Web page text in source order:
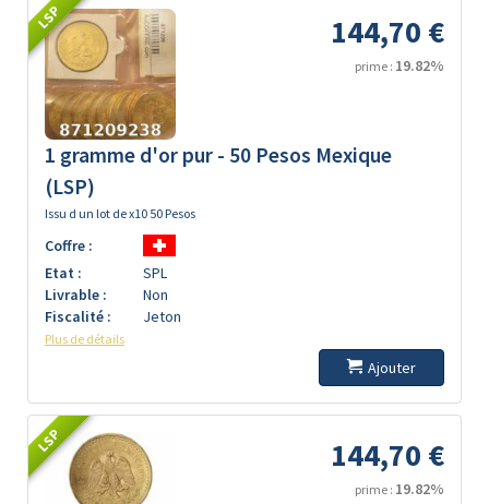
LSP 144,70 €
prime : 19.82%
1 gramme d'or pur - 50 Pesos Mexique
(LSP)
Issu d un lot de x10 50 Pesos
Coffre :
Etat :
SPL
Livrable :
Non
Fiscalité :
Jeton
Plus de détails
Ajouter
LSP 144,70 €
prime : 19.82%